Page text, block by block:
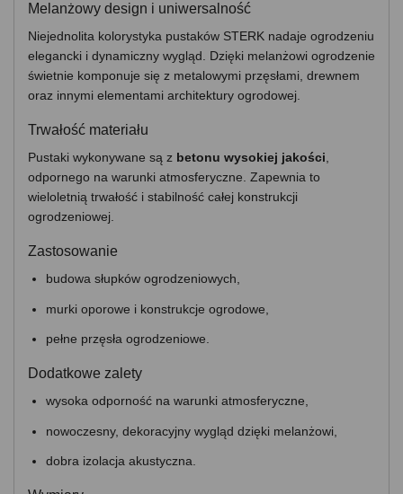
Melanżowy design i uniwersalność
Niejednolita kolorystyka pustaków STERK nadaje ogrodzeniu
elegancki i dynamiczny wygląd. Dzięki melanżowi ogrodzenie
świetnie komponuje się z metalowymi przęsłami, drewnem
oraz innymi elementami architektury ogrodowej.
Trwałość materiału
Pustaki wykonywane są z betonu wysokiej jakości
odpornego na warunki atmosferyczne. Zapewnia to
wieloletnią trwałość i stabilność całej konstrukcji
ogrodzeniowej.
Zastosowanie
budowa słupków ogrodzeniowych,
murki oporowe i konstrukcje ogrodowe,
pełne przęsła ogrodzeniowe.
Dodatkowe zalety
wysoka odporność na warunki atmosferyczne,
nowoczesny, dekoracyjny wygląd dzięki melanżowi,
dobra izolacja akustyczna.